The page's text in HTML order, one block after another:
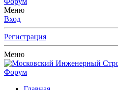
Меню
Вход
Регистрация
Меню